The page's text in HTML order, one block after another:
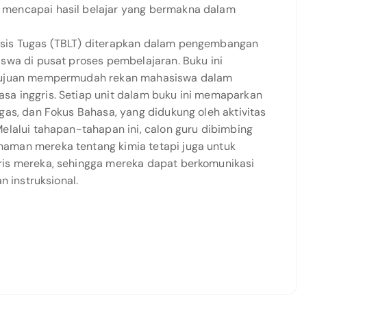
hasil belajar yang bermakna dalam
Tugas (TBLT) diterapkan dalam pengembangan
di pusat proses pembelajaran. Buku ini
mempermudah rekan mahasiswa dalam
inggris. Setiap unit dalam buku ini memaparkan
dan Fokus Bahasa, yang didukung oleh aktivitas
tahapan-tahapan ini, calon guru dibimbing
mereka tentang kimia tetapi juga untuk
mereka, sehingga mereka dapat berkomunikasi
instruksional.